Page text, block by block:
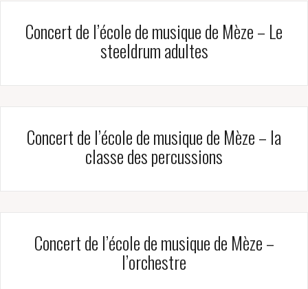
Concert de l’école de musique de Mèze – Le
steeldrum adultes
Concert de l’école de musique de Mèze – la
classe des percussions
Concert de l’école de musique de Mèze –
l’orchestre